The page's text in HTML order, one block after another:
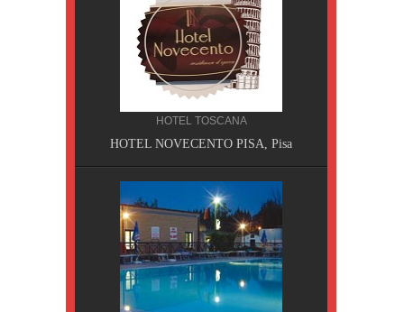
HOTEL TOSCANA
HOTEL NOVECENTO PISA, Pisa